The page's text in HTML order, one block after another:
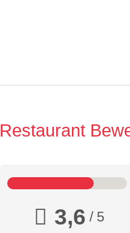
Restaurant
3,6 / 5